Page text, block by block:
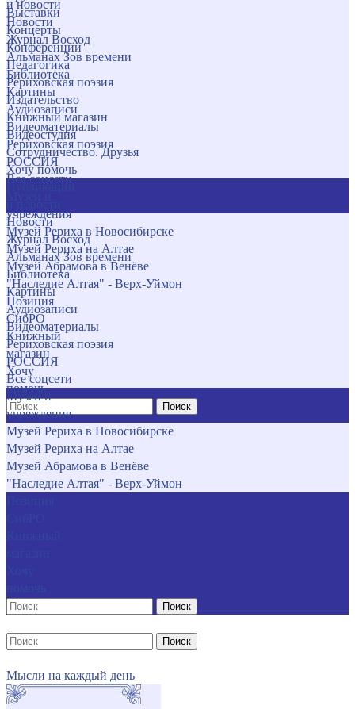
и новости
Новости
Журнал Восход
Альманах Зов времени
Библиотека
Картины
Аудиозаписи
Видеоматериалы
Рериховская поэзия
РОССИЯ
Все соцсети
учреждения
Музей Рериха в Новосибирске
Музей Рериха на Алтае
Музей Абрамова в Венёве
"Наследие Алтая" - Верх-Уймон
Позиция
СибРО
Книжный
магазин
Хочу
помочь
Поиск
Выставки
Концерты
Конференции
Педагогика
Рериховская поэзия
Издательство
Книжный магазин
Видеостудия
Сотрудничество. Друзья
Хочу помочь
Новости
Журнал Восход
Альманах Зов времени
Библиотека
Картины
Аудиозаписи
Видеоматериалы
Рериховская поэзия
РОССИЯ
Все соцсети
Музеи и
учреждения
Музей Рериха в Новосибирске
Музей Рериха на Алтае
Музей Абрамова в Венёве
"Наследие Алтая" - Верх-Уймон
Поиск
Поиск
Мысли на каждый день